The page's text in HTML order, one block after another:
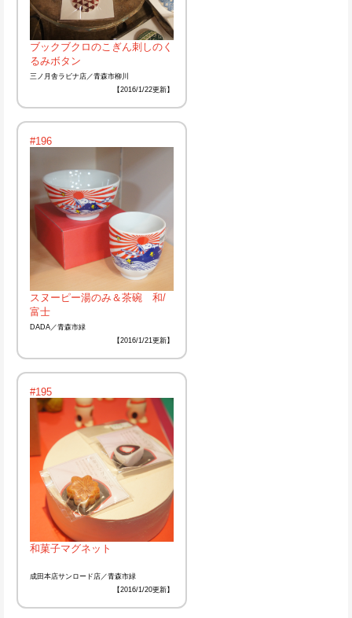
ブックブクロのこぎん刺しのく
るみボタン
三ノ月舎ラビナ店／青森市柳川
【2016/1/22更新】
#196
スヌーピー湯のみ＆茶碗 和/
富士
DADA／青森市緑
【2016/1/21更新】
#195
和菓子マグネット
成田本店サンロード店／青森市緑
【2016/1/20更新】